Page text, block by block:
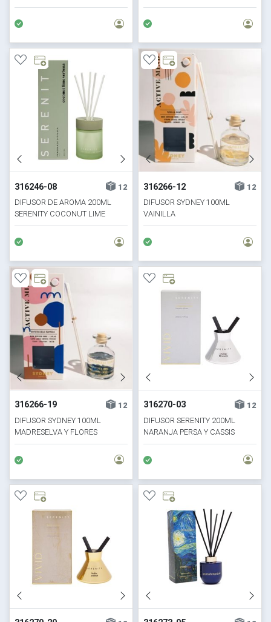
316246-08
12
DIFUSOR DE AROMA 200ML
SERENITY COCONUT LIME
316266-12
12
DIFUSOR SYDNEY 100ML
VAINILLA
316266-19
12
DIFUSOR SYDNEY 100ML
MADRESELVA Y FLORES
PRIMAVERA
316270-03
12
DIFUSOR SERENITY 200ML
NARANJA PERSA Y CASSIS